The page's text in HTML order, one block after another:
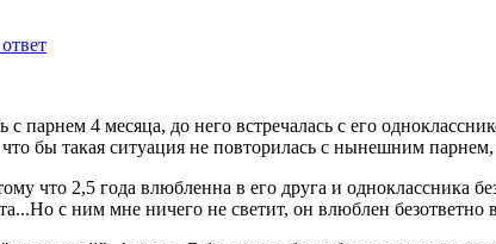
4 месяца, до него встречалась с его
бы такая ситуация не повторилась с нынешним
что 2,5 года влюбленна в его друга и одноклассника
с ним мне ничего не светит, он влюблен безответно